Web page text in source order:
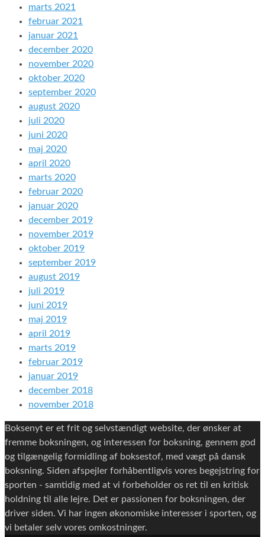
marts 2021
februar 2021
januar 2021
december 2020
november 2020
oktober 2020
september 2020
august 2020
juli 2020
juni 2020
maj 2020
april 2020
marts 2020
februar 2020
januar 2020
december 2019
november 2019
oktober 2019
september 2019
august 2019
juli 2019
juni 2019
maj 2019
april 2019
marts 2019
februar 2019
januar 2019
december 2018
november 2018
Boksenyt er et frit og selvstændigt website, der ønsker at
fremme boksningen, og interessen for boksning, gennem god
og tilgængelig formidling af boksestof, med vægt på dansk
boksning. Siden afspejler forhåbentligvis vores begejstring for
sporten - samtidig med at vi forbeholder os ret til en kritisk
holdning til alle lejre. Det er passionen for boksningen, der
driver siden. Vi har ingen økonomiske interesser i sporten, og
vi betaler selv vores omkostninger.